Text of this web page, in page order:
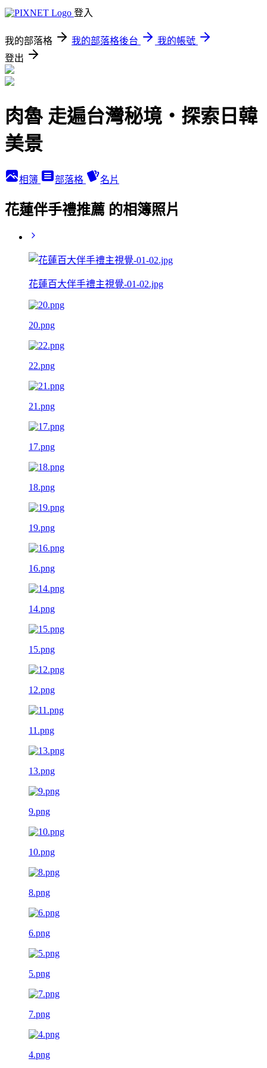
登入
我的部落格 我的部落格後台
我的帳號
登出
肉魯 走遍台灣秘境・探索日韓
美景
相簿 部落格 名片
花蓮伴手禮推薦 的相簿照片
花蓮百大伴手禮主視覺-01-02.jpg
20.png
22.png
21.png
17.png
18.png
19.png
16.png
14.png
15.png
12.png
11.png
13.png
9.png
10.png
8.png
6.png
5.png
7.png
4.png